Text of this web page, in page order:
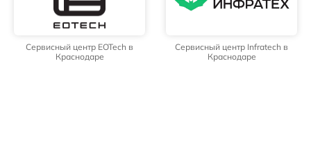
Сервисный центр EOTech в
Краснодаре
Сервисный центр Infratech в
Краснодаре